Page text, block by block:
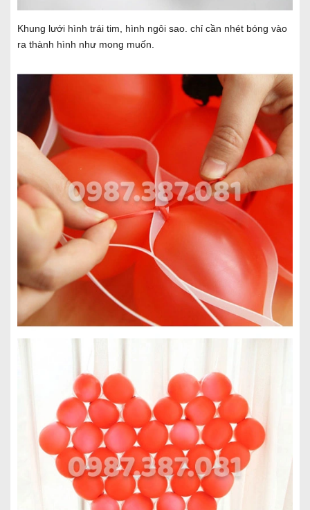
Khung lưới hình trái tim, hình ngôi sao. chỉ cần nhét bóng vào
ra thành hình như mong muốn.